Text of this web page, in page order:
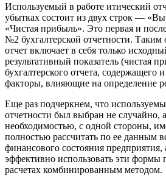
Используемый в работе итический
убытках состоит из двух строк —
«Чистая прибыль». Это первая и
№2 бухгалтерской отчетности. Таким
отчет включает в себя только
результативный показатель (чистая
бухгалтерского отчета, содержащего
факторы, влияющие на определение
Еще раз подчеркнем, что
отчетности был выбран не случайно,
необходимостью, с одной стороны,
полностью рассчитать по ее данным
финансового состояния
эффективно использовать эти формы
расчетах комбинированным методом.